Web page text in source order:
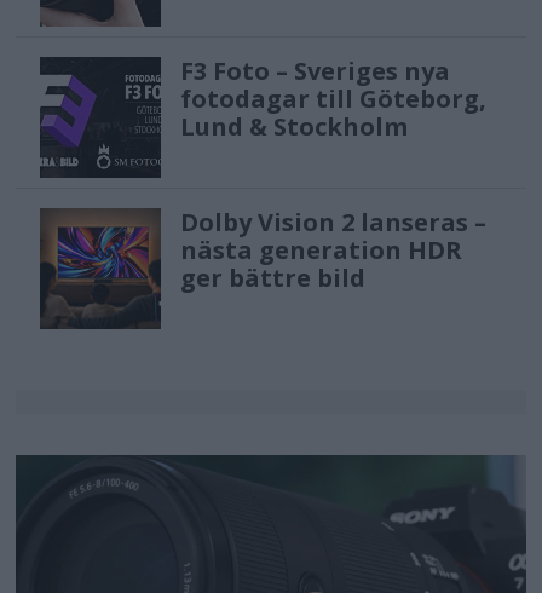
F3 Foto – Sveriges nya
fotodagar till Göteborg,
Lund & Stockholm
Dolby Vision 2 lanseras –
nästa generation HDR
ger bättre bild